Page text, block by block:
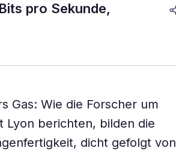
pro Sekunde,
Gas: Wie die Forscher um
Lyon berichten, bilden die
dicht gefolgt von